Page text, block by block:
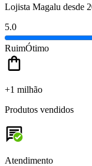
Lojista Magalu desde
5.0
RuimÓtimo
+1 milhão
Produtos vendidos
Atendimento